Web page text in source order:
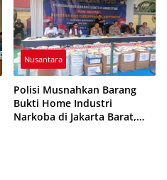
Nusantara
Polisi Musnahkan Barang
Bukti Home Industri
Narkoba di Jakarta Barat,